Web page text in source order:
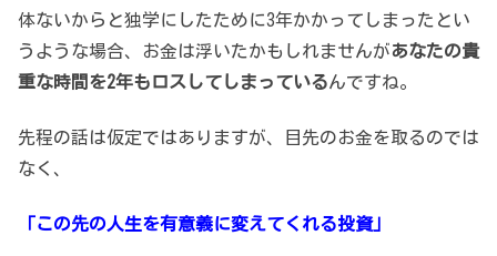
体ないからと独学にしたために3年かかってしまったとい
うような場合、お金は浮いたかもしれませんがあなたの貴
重な時間を2年もロスしてしまっているんですね。
先程の話は仮定ではありますが、目先のお金を取るのでは
なく、
「この先の人生を有意義に変えてくれる投資」